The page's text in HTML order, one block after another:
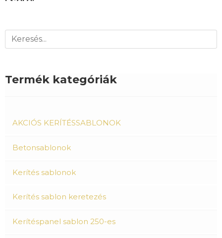
Termék kategóriák
AKCIÓS KERÍTÉSSABLONOK
Betonsablonok
Kerítés sablonok
Kerítés sablon keretezés
Kerítéspanel sablon 250-es